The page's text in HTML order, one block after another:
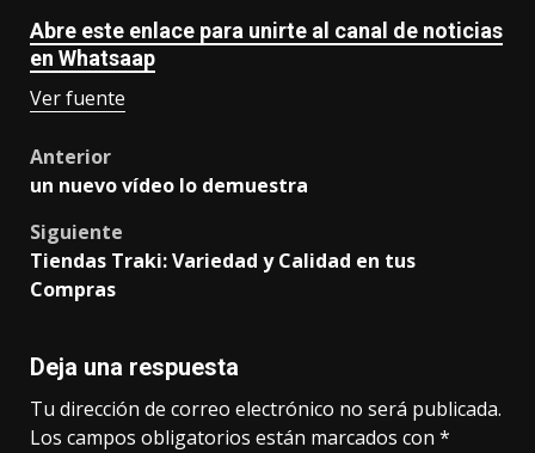
Abre este enlace para unirte al canal de noticias
en Whatsaap
Ver fuente
Post
Anterior
un nuevo vídeo lo demuestra
Siguiente
Tiendas Traki: Variedad y Calidad en tus
Compras
Deja una respuesta
Tu dirección de correo electrónico no será publicada.
Los campos obligatorios están marcados con *